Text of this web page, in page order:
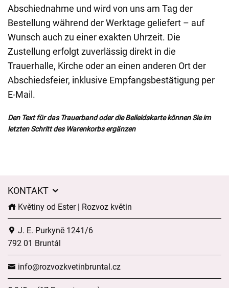
Abschiednahme und wird von uns am Tag der
Bestellung während der Werktage geliefert – auf
Wunsch auch zu einer exakten Uhrzeit. Die
Zustellung erfolgt zuverlässig direkt in die
Trauerhalle, Kirche oder an einen anderen Ort der
Abschiedsfeier, inklusive Empfangsbestätigung per
E-Mail.
Den Text für das Trauerband oder die Beileidskarte können Sie im
letzten Schritt des Warenkorbs ergänzen
KONTAKT
Květiny od Ester | Rozvoz květin
J. E. Purkyně 1241/6
792 01 Bruntál
info@rozvozkvetinbruntal.cz